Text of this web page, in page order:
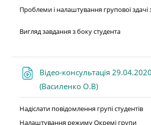
Проблеми і налаштування групової здачі
Вигляд завдання з боку студента
Відео-консультація
(Василенко О.В)
Надіслати повідомлення групі студентів
Налаштування режиму Окремі групи